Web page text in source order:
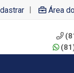
| Área